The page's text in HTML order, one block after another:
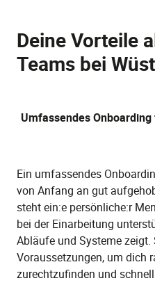
Deine Vorteile
Teams bei
Umfassendes
Ein umfassendes
von Anfang an gut
steht ein:e persönliche:r
bei der Einarbeitung
Abläufe und Systeme zeigt.
Voraussetzungen, um dich
zurechtzufinden und